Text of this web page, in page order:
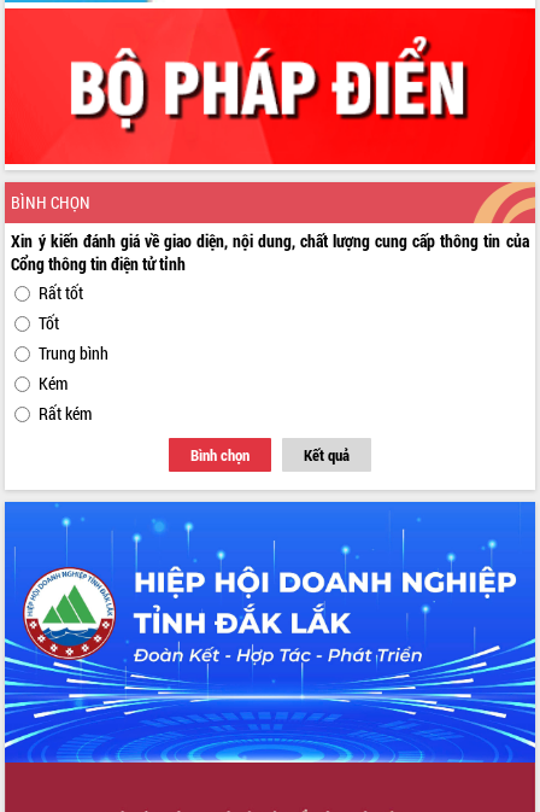
BÌNH CHỌN
Xin ý kiến đánh giá về giao diện, nội dung, chất lượng cung cấp thông tin của
Cổng thông tin điện tử tỉnh
Rất tốt
Tốt
Trung bình
Kém
Rất kém
Bình chọn Kết quả